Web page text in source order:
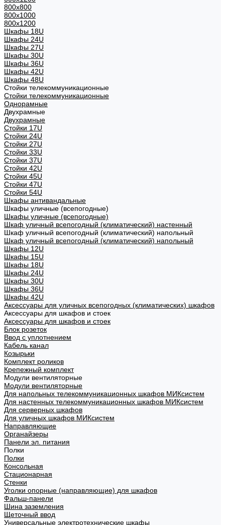
800x800
800х1000
800х1200
Шкафы 18U
Шкафы 24U
Шкафы 27U
Шкафы 30U
Шкафы 36U
Шкафы 42U
Шкафы 48U
Стойки телекоммуникационные
Стойки телекоммуникационные
Однорамные
Двухрамные
Двухрамные
Стойки 17U
Стойки 24U
Стойки 27U
Стойки 33U
Стойки 37U
Стойки 42U
Стойки 45U
Стойки 47U
Стойки 54U
Шкафы антивандальные
Шкафы уличные (всепогодные)
Шкафы уличные (всепогодные)
Шкаф уличный всепогодный (климатический) настенный
Шкаф уличный всепогодный (климатический) напольный
Шкаф уличный всепогодный (климатический) напольный
Шкафы 12U
Шкафы 15U
Шкафы 18U
Шкафы 24U
Шкафы 30U
Шкафы 36U
Шкафы 42U
Аксессуары для уличных всепогодных (климатических) шкафов
Аксессуары для шкафов и стоек
Аксессуары для шкафов и стоек
Блок розеток
Ввод с уплотнением
Кабель канал
Козырьки
Комплект роликов
Крепежный комплект
Модули вентиляторные
Модули вентиляторные
Для напольных телекоммуникационных шкафов МИКсистем
Для настенных телекоммуникационных шкафов МИКсистем
Для серверных шкафов
Для уличных шкафов МИКсистем
Направляющие
Органайзеры
Панели эл. питания
Полки
Полки
Консольная
Стационарная
Стенки
Уголки опорные (направляющие) для шкафов
Фальш-панели
Шина заземления
Щеточный ввод
Универсальные электротехнические шкафы